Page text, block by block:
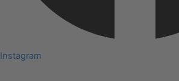
Instagram